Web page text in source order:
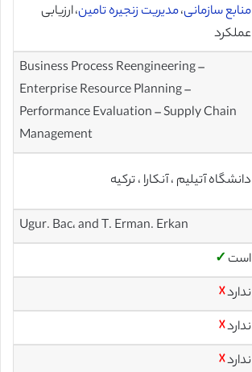
منابع سازمانی،مدیریت زنجیره تامین، ارزیابی
عملکرد
Business Process Reengineering –
Enterprise Resource Planning –
Performance Evaluation – Supply Chain
Management
دانشگاه آتیلیم ، آنکارا ، ترکیه
Ugur. Bac، and T. Erman. Erkan
است ✓
ندارد☓
ندارد☓
ندارد☓